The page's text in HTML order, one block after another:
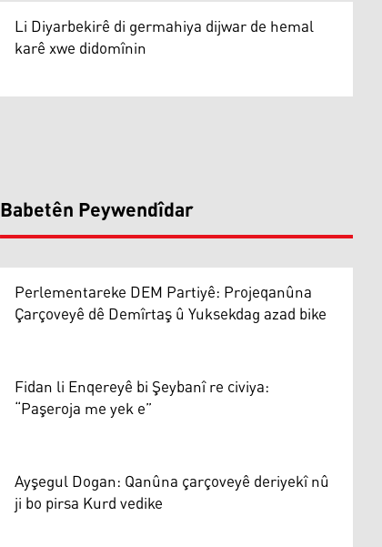
Li Diyarbekirê di germahiya dijwar de hemal
karê xwe didomînin
Babetên Peywendîdar
Perlementareke DEM Partiyê: Projeqanûna
Çarçoveyê dê Demîrtaş û Yuksekdag azad bike
Fidan li Enqereyê bi Şeybanî re civiya:
“Paşeroja me yek e”
Ayşegul Dogan: Qanûna çarçoveyê deriyekî nû
ji bo pirsa Kurd vedike